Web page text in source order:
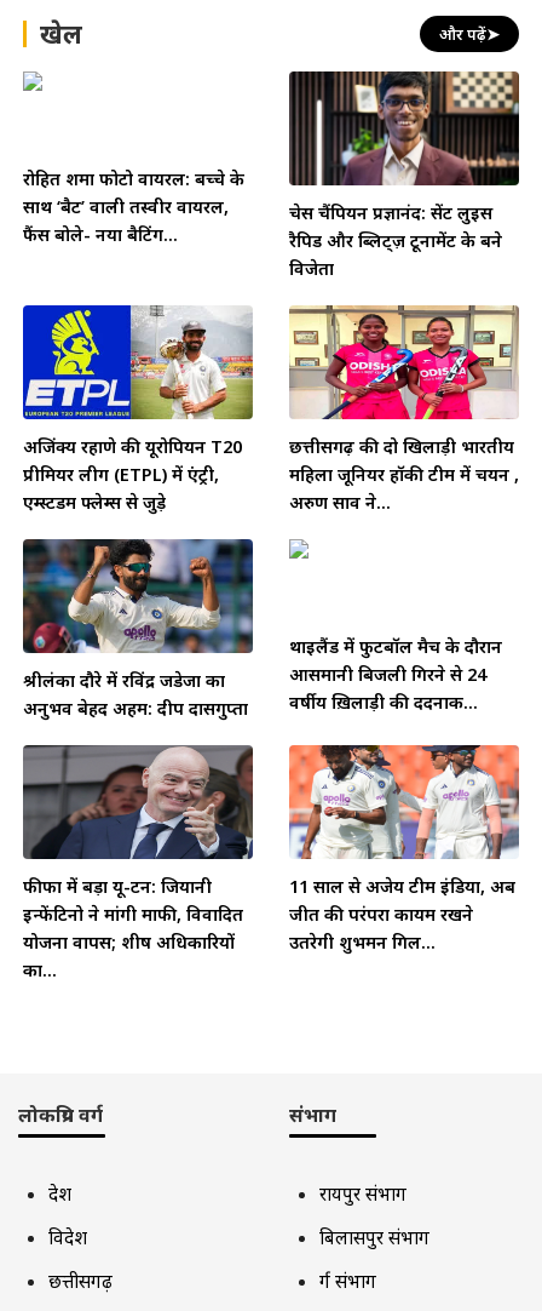
खेल और पढ़ें➤
रोहित शर्मा फोटो वायरल: बच्चे के
साथ ‘बैट’ वाली तस्वीर वायरल,
फैंस बोले- नया बैटिंग...
चेस चैंपियन प्रज्ञानंद: सेंट लुइस
रैपिड और ब्लिट्ज़ टूर्नामेंट के बने
विजेता
अजिंक्य रहाणे की यूरोपियन T20
प्रीमियर लीग (ETPL) में एंट्री,
एम्स्टर्डम फ्लेम्स से जुड़े
छत्तीसगढ़ की दो खिलाड़ी भारतीय
महिला जूनियर हॉकी टीम में चयन ,
अरुण साव ने...
श्रीलंका दौरे में रविंद्र जडेजा का
अनुभव बेहद अहम: दीप दासगुप्ता
थाईलैंड में फुटबॉल मैच के दौरान
आसमानी बिजली गिरने से 24
वर्षीय ख़िलाड़ी की दर्दनाक...
फीफा में बड़ा यू-टर्न: जियानी
इन्फेंटिनो ने मांगी माफी, विवादित
योजना वापस; शीर्ष अधिकारियों
का...
11 साल से अजेय टीम इंडिया, अब
जीत की परंपरा कायम रखने
उतरेगी शुभमन गिल...
लोकप्रिय वर्ग
देश
विदेश
छत्तीसगढ़
संभाग
रायपुर संभाग
बिलासपुर संभाग
दुर्ग संभाग